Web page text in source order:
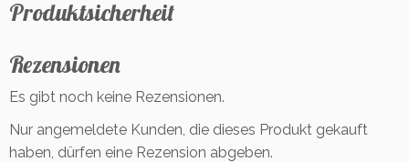
Produktsicherheit
Rezensionen
Es gibt noch keine Rezensionen.
Nur angemeldete Kunden, die dieses Produkt gekauft
haben, dürfen eine Rezension abgeben.